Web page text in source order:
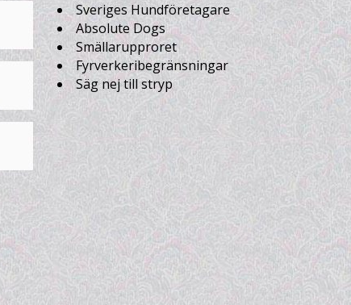
Sveriges Hundföretagare
Absolute Dogs
Smällarupproret
Fyrverkeribegränsningar
Säg nej till stryp